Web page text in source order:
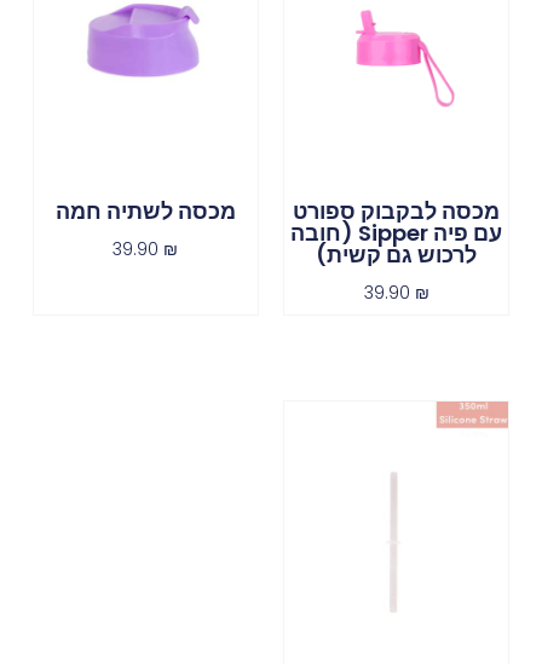
מכסה לבקבוק ספורט
עם פיה Sipper (חובה
לרכוש גם קשית)
39.90 ₪
מכסה לשתיה חמה
39.90 ₪